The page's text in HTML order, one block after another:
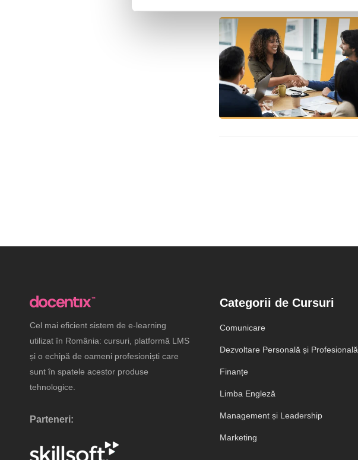
Cel mai eficient sistem de e-learning
utilizat în România: cursuri, platformă LMS
și o echipă de oameni profesioniști care
sunt în spatele acestor produse
tehnologice.
Parteneri:
Categorii de Cursuri
Comunicare
Dezvoltare Personală și Profesională
Finanțe
Limba Engleză
Management și Leadership
Marketing